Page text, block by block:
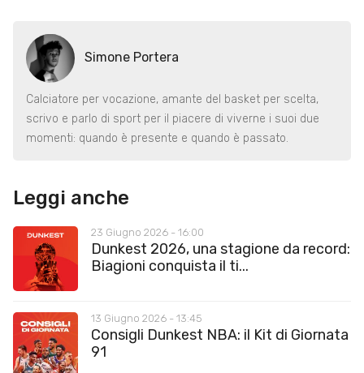
Simone Portera
Calciatore per vocazione, amante del basket per scelta,
scrivo e parlo di sport per il piacere di viverne i suoi due
momenti: quando è presente e quando è passato.
Leggi anche
23 Giugno 2026 - 16:00
Dunkest 2026, una stagione da record:
Biagioni conquista il ti...
13 Giugno 2026 - 13:45
Consigli Dunkest NBA: il Kit di Giornata
91